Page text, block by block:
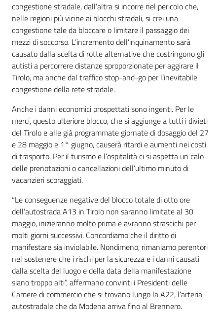
congestione stradale, dall’altra si incorre nel pericolo che,
nelle regioni più vicine ai blocchi stradali, si crei una
congestione tale da bloccare o limitare il passaggio dei
mezzi di soccorso. L’incremento dell’inquinamento sarà
causato dalla scelta di rotte alternative che costringono gli
autisti a percorrere distanze sproporzionate per aggirare il
Tirolo, ma anche dal traffico stop-and-go per l’inevitabile
congestione della rete stradale.
Anche i danni economici prospettati sono ingenti. Per le
merci, questo ulteriore blocco, che si aggiunge a tutti i divieti
del Tirolo e alle già programmate giornate di dosaggio del 27
e 28 maggio e 1° giugno, causerà ritardi e aumenti nei costi
di trasporto. Per il turismo e l’ospitalità ci si aspetta un calo
delle prenotazioni o cancellazioni dell’ultimo minuto di
vacanzieri scoraggiati.
“Le conseguenze negative del blocco totale di otto ore
dell’autostrada A13 in Tirolo non saranno limitate al 30
maggio, inizieranno molto prima e avranno strascichi per
molti giorni successivi. Concordiamo che il diritto di
manifestare sia inviolabile. Nondimeno, rimaniamo perentori
nel sostenere che i rischi per la sicurezza e i danni causati
dalla scelta del luogo e della data della manifestazione
siano troppo alti”, affermano convinti i Presidenti delle
Camere di commercio che si trovano lungo la A22, l’arteria
autostradale che da Modena arriva fino al Brennero.